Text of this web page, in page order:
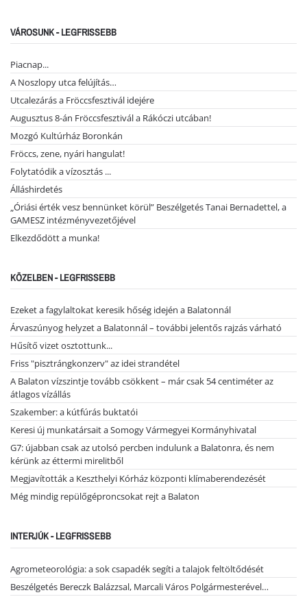
VÁROSUNK - LEGFRISSEBB
Piacnap...
A Noszlopy utca felújítás…
Utcalezárás a Fröccsfesztivál idejére
Augusztus 8-án Fröccsfesztivál a Rákóczi utcában!
Mozgó Kultúrház Boronkán
Fröccs, zene, nyári hangulat!
Folytatódik a vízosztás ...
Álláshirdetés
„Óriási érték vesz bennünket körül” Beszélgetés Tanai Bernadettel, a
GAMESZ intézményvezetőjével
Elkezdődött a munka!
KÖZELBEN - LEGFRISSEBB
Ezeket a fagylaltokat keresik hőség idején a Balatonnál
Árvaszúnyog helyzet a Balatonnál – további jelentős rajzás várható
Hűsítő vizet osztottunk...
Friss "pisztrángkonzerv" az idei strandétel
A Balaton vízszintje tovább csökkent – már csak 54 centiméter az
átlagos vízállás
Szakember: a kútfúrás buktatói
Keresi új munkatársait a Somogy Vármegyei Kormányhivatal
G7: újabban csak az utolsó percben indulunk a Balatonra, és nem
kérünk az éttermi mirelitből
Megjavították a Keszthelyi Kórház központi klímaberendezését
Még mindig repülőgéproncsokat rejt a Balaton
INTERJÚK - LEGFRISSEBB
Agrometeorológia: a sok csapadék segíti a talajok feltöltődését
Beszélgetés Bereczk Balázzsal, Marcali Város Polgármesterével…